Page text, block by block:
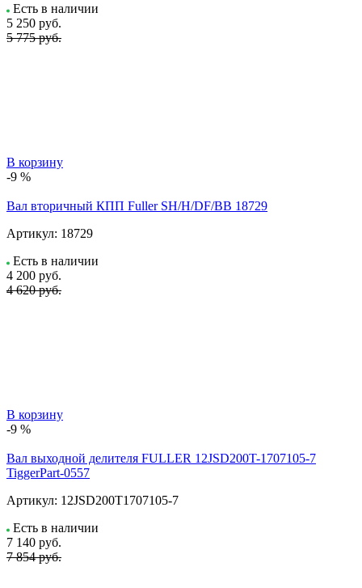
Есть в наличии
5 250 руб.
5 775 руб.
В корзину
-9 %
Вал вторичный КПП Fuller SH/H/DF/BB 18729
Артикул: 18729
Есть в наличии
4 200 руб.
4 620 руб.
В корзину
-9 %
Вал выходной делителя FULLER 12JSD200T-1707105-7
TiggerPart-0557
Артикул: 12JSD200T1707105-7
Есть в наличии
7 140 руб.
7 854 руб.